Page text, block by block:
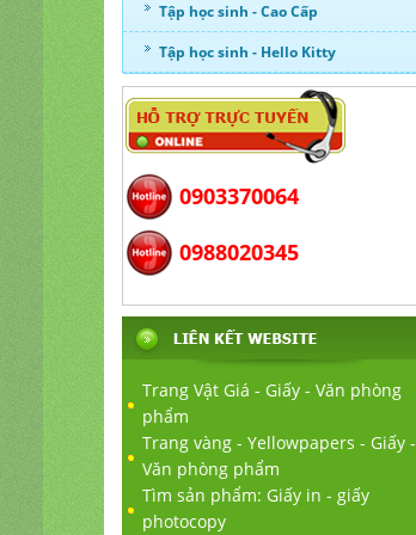
Tập học sinh - Cao Cấp
Tập học sinh - Hello Kitty
0903370064
0988020345
Trang Vật Giá - Giấy - Văn phòng
phẩm
Trang vàng - Yellowpapers - Giấy -
Văn phòng phẩm
Tìm sản phẩm: Giấy in - giấy
photocopy